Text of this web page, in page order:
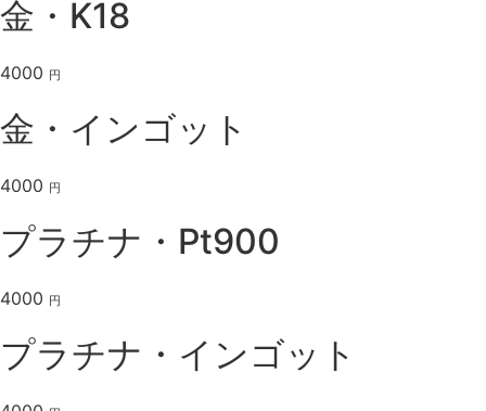
金・K18
4000 円
金・インゴット
4000 円
プラチナ・Pt900
4000 円
プラチナ・インゴット